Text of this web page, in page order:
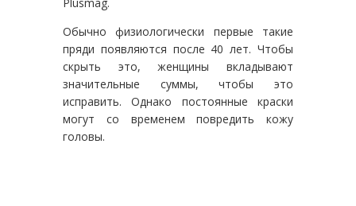
Обычно физиологически первые такие
пряди появляются после 40 лет. Чтобы
скрыть это, женщины вкладывают
значительные суммы, чтобы это
исправить. Однако постоянные краски
могут со временем повредить кожу
головы.